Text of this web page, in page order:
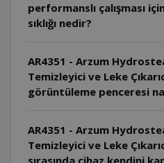
performanslı çalışması
sıklığı nedir?
AR4351 - Arzum
Temizleyici ve Leke
görüntüleme penceresi
AR4351 - Arzum
Temizleyici ve Leke
sırasında cihaz kendini